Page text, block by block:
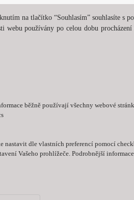
na tlačítko “Souhlasím” souhlasíte s
používány po celou dobu
běžně používají všechny webové
dle vlastních preferencí pomocí
Vašeho prohlížeče. Podrobnější